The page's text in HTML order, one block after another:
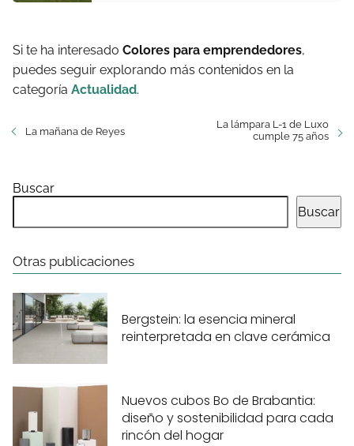
Si te ha interesado Colores para emprendedores,
puedes seguir explorando más contenidos en la
categoría Actualidad.
La mañana de Reyes
La lámpara L-1 de Luxo
cumple 75 años
Buscar
Buscar
Otras publicaciones
Bergstein: la esencia mineral
reinterpretada en clave cerámica
Nuevos cubos Bo de Brabantia:
diseño y sostenibilidad para cada
rincón del hogar